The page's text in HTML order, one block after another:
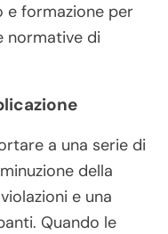
e formazione per
normative di
a una serie di
della
e una
Quando le